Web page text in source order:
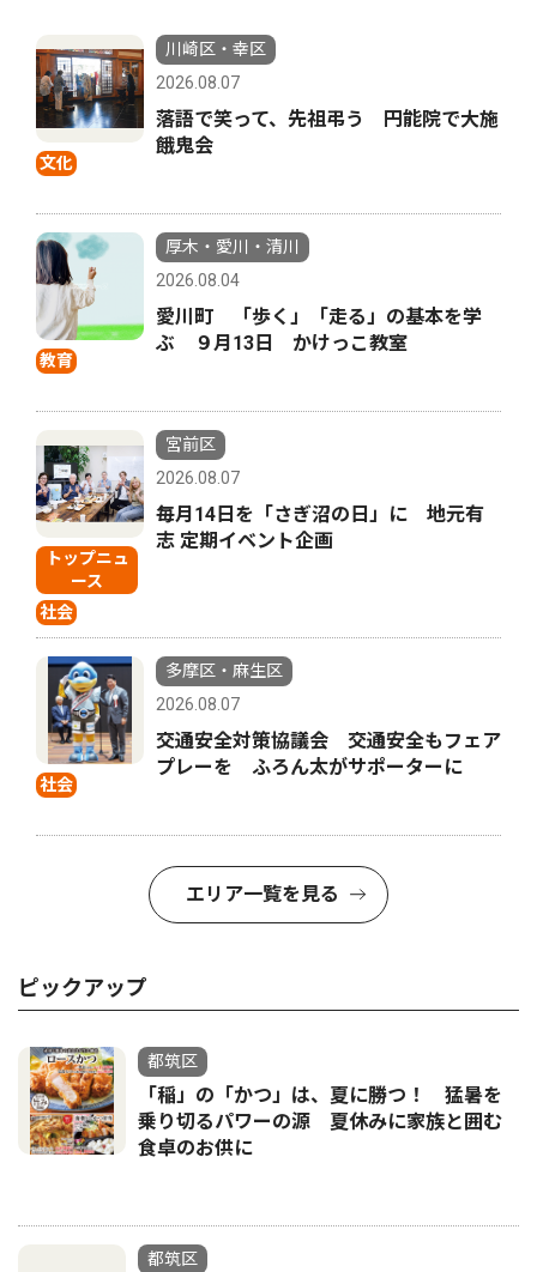
文化
川崎区・幸区
2026.08.07
落語で笑って、先祖弔う 円能院で大施
餓鬼会
教育
厚木・愛川・清川
2026.08.04
愛川町 「歩く」「走る」の基本を学
ぶ ９月13日 かけっこ教室
トップニュ
ース
社会
宮前区
2026.08.07
毎月14日を「さぎ沼の日」に 地元有
志 定期イベント企画
社会
多摩区・麻生区
2026.08.07
交通安全対策協議会 交通安全もフェア
プレーを ふろん太がサポーターに
エリア一覧を見る
ピックアップ
都筑区
「稲」の「かつ」は、夏に勝つ！ 猛暑を
乗り切るパワーの源 夏休みに家族と囲む
食卓のお供に
都筑区